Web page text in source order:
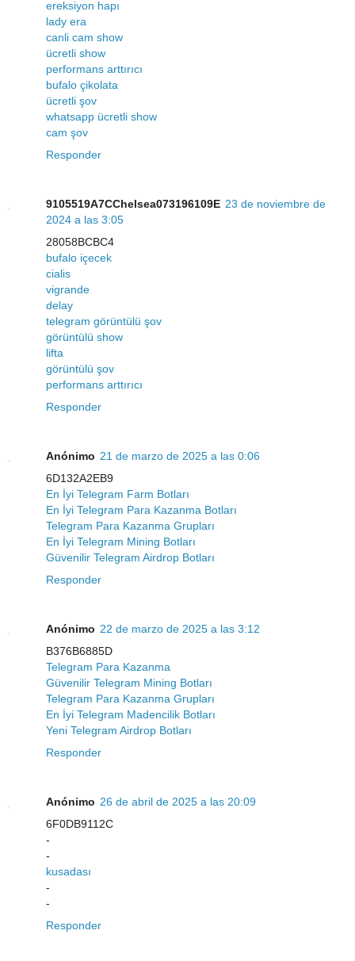
ereksiyon hapı
lady era
canli cam show
ücretli show
performans arttırıcı
bufalo çikolata
ücretli şov
whatsapp ücretli show
cam şov
Responder
9105519A7CChelsea073196109E 23 de noviembre de
2024 a las 3:05
28058BCBC4
bufalo içecek
cialis
vigrande
delay
telegram görüntülü şov
görüntülü show
lifta
görüntülü şov
performans arttırıcı
Responder
Anónimo 21 de marzo de 2025 a las 0:06
6D132A2EB9
En İyi Telegram Farm Botları
En İyi Telegram Para Kazanma Botları
Telegram Para Kazanma Grupları
En İyi Telegram Mining Botları
Güvenilir Telegram Airdrop Botları
Responder
Anónimo 22 de marzo de 2025 a las 3:12
B376B6885D
Telegram Para Kazanma
Güvenilir Telegram Mining Botları
Telegram Para Kazanma Grupları
En İyi Telegram Madencilik Botları
Yeni Telegram Airdrop Botları
Responder
Anónimo 26 de abril de 2025 a las 20:09
6F0DB9112C
-
-
kusadası
-
-
Responder